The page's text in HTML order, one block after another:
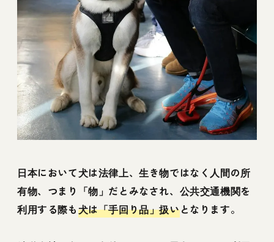
日本において犬は法律上、生き物ではなく人間の所
有物、つまり「物」だとみなされ、公共交通機関を
利用する際も犬は「手回り品」扱いとなります。